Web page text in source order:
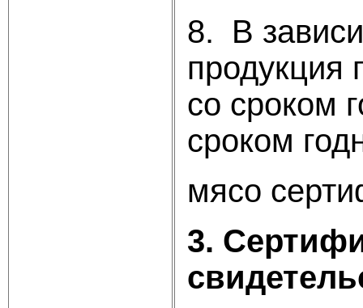
8. В
продукция
со сроком
сроком
мясо
3.